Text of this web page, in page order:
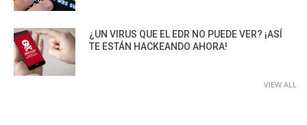
¿UN VIRUS QUE EL EDR NO PUEDE VER? ¡ASÍ
TE ESTÁN HACKEANDO AHORA!
VIEW ALL